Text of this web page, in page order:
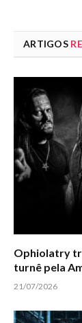
ARTIGOS
Ophiolatry
turnê pela
21/07/2026